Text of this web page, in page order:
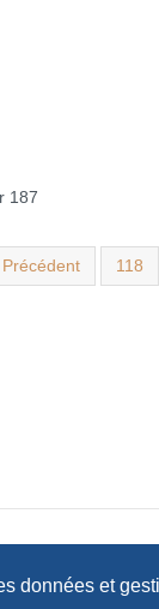
données et
187
Précédent 118